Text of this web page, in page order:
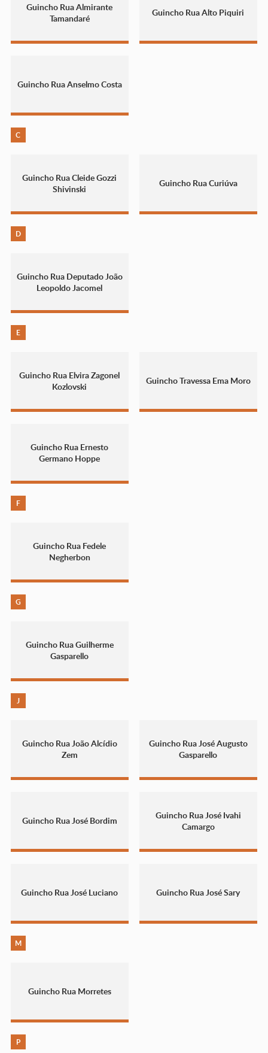
Guincho Rua Almirante
Tamandaré
Guincho Rua Alto Piquiri
Guincho Rua Anselmo Costa
C
Guincho Rua Cleide Gozzi
Shivinski
Guincho Rua Curiúva
D
Guincho Rua Deputado João
Leopoldo Jacomel
E
Guincho Rua Elvira Zagonel
Kozlovski
Guincho Travessa Ema Moro
Guincho Rua Ernesto
Germano Hoppe
F
Guincho Rua Fedele
Negherbon
G
Guincho Rua Guilherme
Gasparello
J
Guincho Rua João Alcídio
Zem
Guincho Rua José Augusto
Gasparello
Guincho Rua José Bordim
Guincho Rua José Ivahi
Camargo
Guincho Rua José Luciano Guincho Rua José Sary
M
Guincho Rua Morretes
P